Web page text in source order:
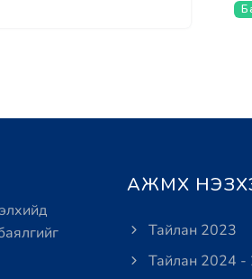
АЖМХ
Тайлан 2023
Тайлан 2024 -